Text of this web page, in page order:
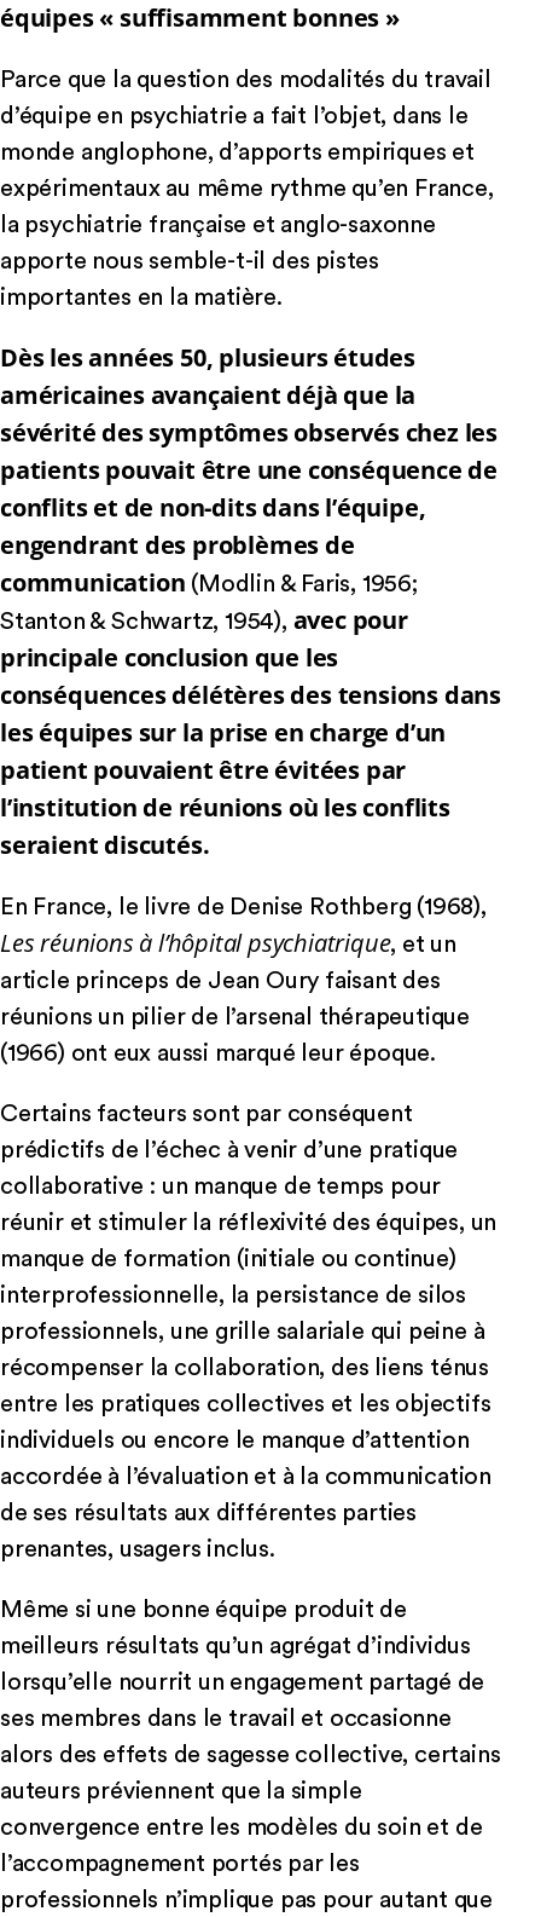
équipes « suffisamment bonnes »
Parce que la question des modalités du travail
d’équipe en psychiatrie a fait l’objet, dans le
monde anglophone, d’apports empiriques et
expérimentaux au même rythme qu’en France,
la psychiatrie française et anglo-saxonne
apporte nous semble-t-il des pistes
importantes en la matière.
Dès les années 50, plusieurs études
américaines avançaient déjà que la
sévérité des symptômes observés chez les
patients pouvait être une conséquence de
conflits et de non-dits dans l’équipe,
engendrant des problèmes de
communication (Modlin & Faris, 1956;
Stanton & Schwartz, 1954), avec pour
principale conclusion que les
conséquences délétères des tensions dans
les équipes sur la prise en charge d’un
patient pouvaient être évitées par
l’institution de réunions où les conflits
seraient discutés.
En France, le livre de Denise Rothberg (1968),
Les réunions à l’hôpital psychiatrique, et un
article princeps de Jean Oury faisant des
réunions un pilier de l’arsenal thérapeutique
(1966) ont eux aussi marqué leur époque.
Certains facteurs sont par conséquent
prédictifs de l’échec à venir d’une pratique
collaborative : un manque de temps pour
réunir et stimuler la réflexivité des équipes, un
manque de formation (initiale ou continue)
interprofessionnelle, la persistance de silos
professionnels, une grille salariale qui peine à
récompenser la collaboration, des liens ténus
entre les pratiques collectives et les objectifs
individuels ou encore le manque d’attention
accordée à l’évaluation et à la communication
de ses résultats aux différentes parties
prenantes, usagers inclus.
Même si une bonne équipe produit de
meilleurs résultats qu’un agrégat d’individus
lorsqu’elle nourrit un engagement partagé de
ses membres dans le travail et occasionne
alors des effets de sagesse collective, certains
auteurs préviennent que la simple
convergence entre les modèles du soin et de
l’accompagnement portés par les
professionnels n’implique pas pour autant que